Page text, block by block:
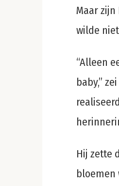
Maar
wilde
“Alleen
baby,”
Hij zette
bloemen